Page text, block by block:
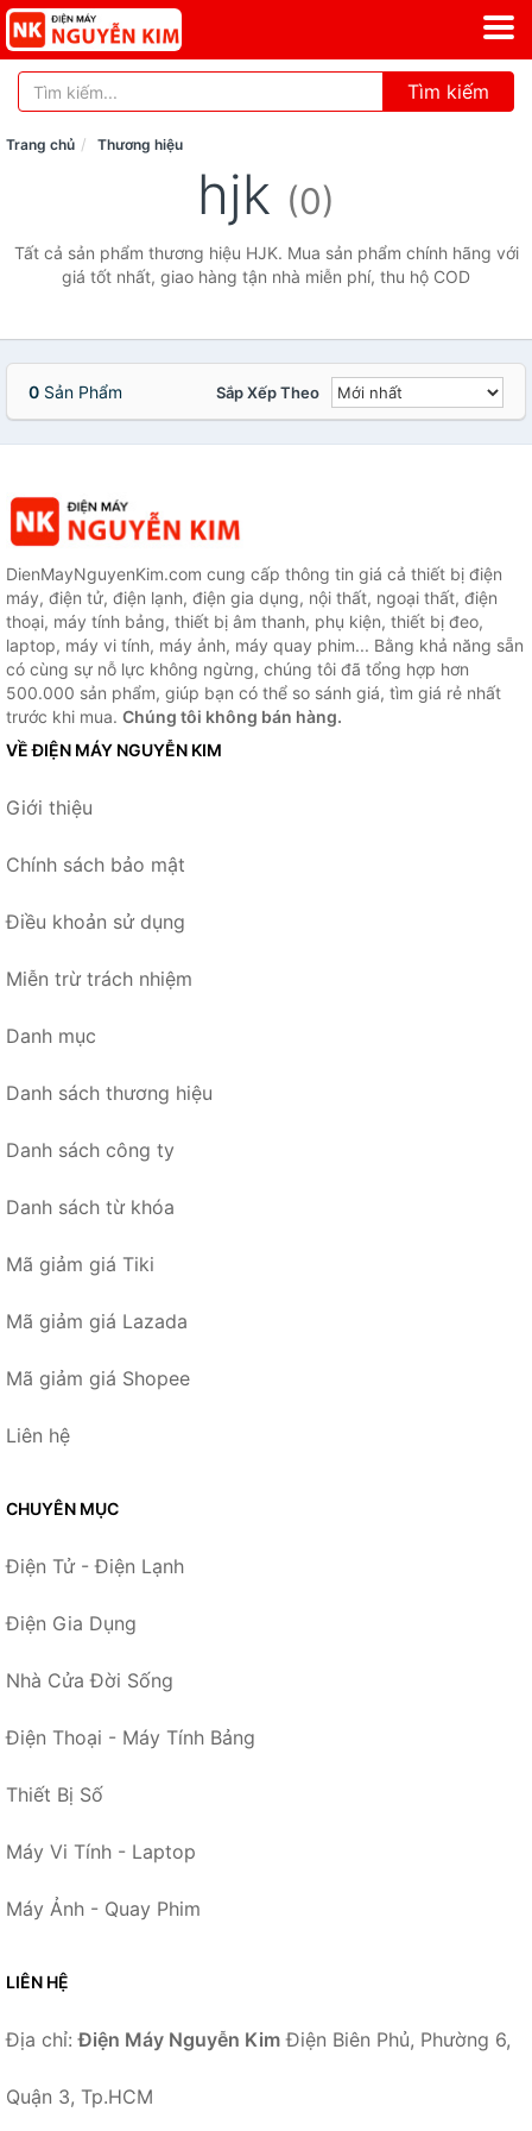
Tìm kiếm
Trang chủ Thương hiệu
hjk (0)
Tất cả sản phẩm thương hiệu HJK. Mua sản phẩm chính hãng với
giá tốt nhất, giao hàng tận nhà miễn phí, thu hộ COD
0 Sản Phẩm Sắp Xếp Theo
DienMayNguyenKim.com cung cấp thông tin giá cả thiết bị điện
máy, điện tử, điện lạnh, điện gia dụng, nội thất, ngoại thất, điện
thoại, máy tính bảng, thiết bị âm thanh, phụ kiện, thiết bị đeo,
laptop, máy vi tính, máy ảnh, máy quay phim... Bằng khả năng sẵn
có cùng sự nỗ lực không ngừng, chúng tôi đã tổng hợp hơn
500.000 sản phẩm, giúp bạn có thể so sánh giá, tìm giá rẻ nhất
trước khi mua. Chúng tôi không bán hàng.
VỀ ĐIỆN MÁY NGUYỄN KIM
Giới thiệu
Chính sách bảo mật
Điều khoản sử dụng
Miễn trừ trách nhiệm
Danh mục
Danh sách thương hiệu
Danh sách công ty
Danh sách từ khóa
Mã giảm giá Tiki
Mã giảm giá Lazada
Mã giảm giá Shopee
Liên hệ
CHUYÊN MỤC
Điện Tử - Điện Lạnh
Điện Gia Dụng
Nhà Cửa Đời Sống
Điện Thoại - Máy Tính Bảng
Thiết Bị Số
Máy Vi Tính - Laptop
Máy Ảnh - Quay Phim
LIÊN HỆ
Địa chỉ:Điện Máy Nguyễn Kim Điện Biên Phủ, Phường 6,
Quận 3, Tp.HCM